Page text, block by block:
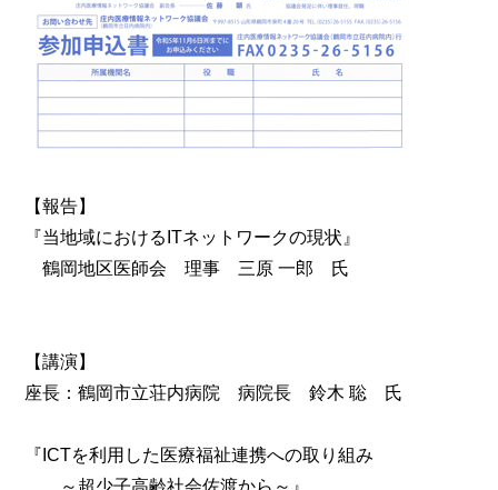
【報告】
『当地域におけるITネットワークの現状』
鶴岡地区医師会 理事 三原 一郎 氏
【講演】
座長：鶴岡市立荘内病院 病院長 鈴木 聡 氏
『ICTを利用した医療福祉連携への取り組み